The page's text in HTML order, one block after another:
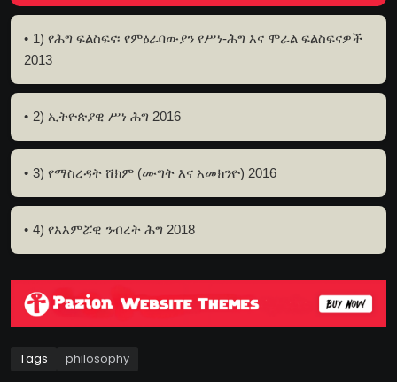
1) የሕግ ፍልስፍና፡ የምዕራባውያን የሥነ-ሕግ እና ሞራል ፍልስፍናዎች
2013
2) ኢትዮጵያዊ ሥነ ሕግ 2016
3) የማስረዳት ሸክም (ሙግት እና አመክንዮ) 2016
4) የአእምሯዊ ንብረት ሕግ 2018
Tags philosophy